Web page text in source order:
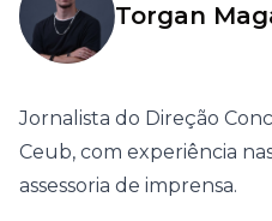
Torgan
Jornalista do Direção
Ceub, com experiência
assessoria de imprensa.